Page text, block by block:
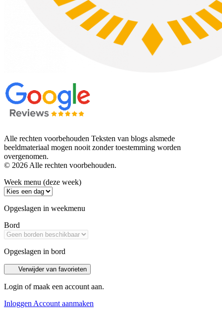
Alle rechten voorbehouden Teksten van blogs alsmede
beeldmateriaal mogen nooit zonder toestemming worden
overgenomen.
© 2026 Alle rechten voorbehouden.
Week menu (deze week)
Opgeslagen in weekmenu
Bord
Opgeslagen in bord
Verwijder van favorieten
Login of maak een account aan.
Inloggen Account aanmaken